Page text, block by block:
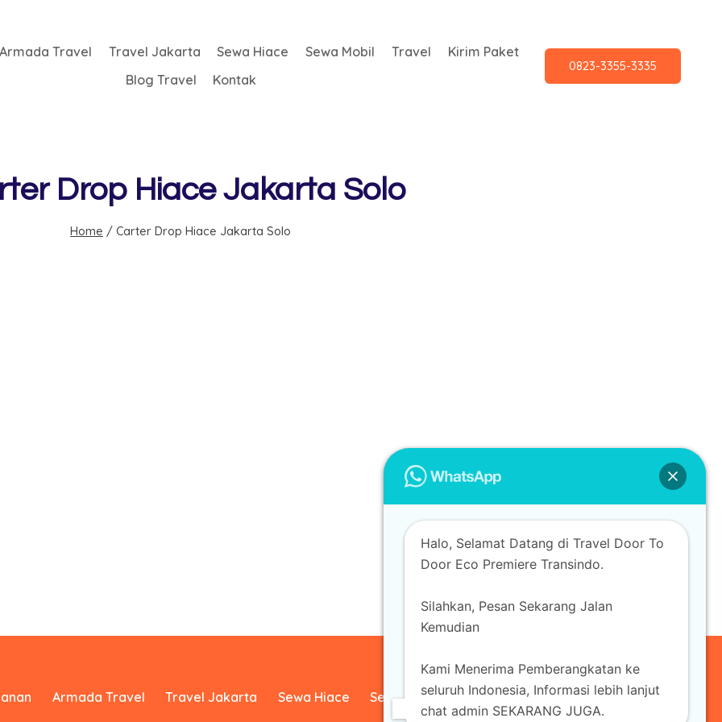
Armada Travel Travel Jakarta Sewa Hiace Sewa Mobil Travel
Kirim Paket
Blog Travel
Kontak
0823-3355-3335
Drop Hiace Jakarta Solo
Home / Carter Drop Hiace Jakarta Solo
Armada Travel Travel Jakarta Sewa Hiace
Sewa Mobil
Halo, Selamat Datang di Travel Door To
Door Eco Premiere Transindo.
Silahkan, Pesan Sekarang Jalan
Kemudian
Kami Menerima Pemberangkatan ke
seluruh Indonesia, Informasi lebih lanjut
chat admin SEKARANG JUGA.